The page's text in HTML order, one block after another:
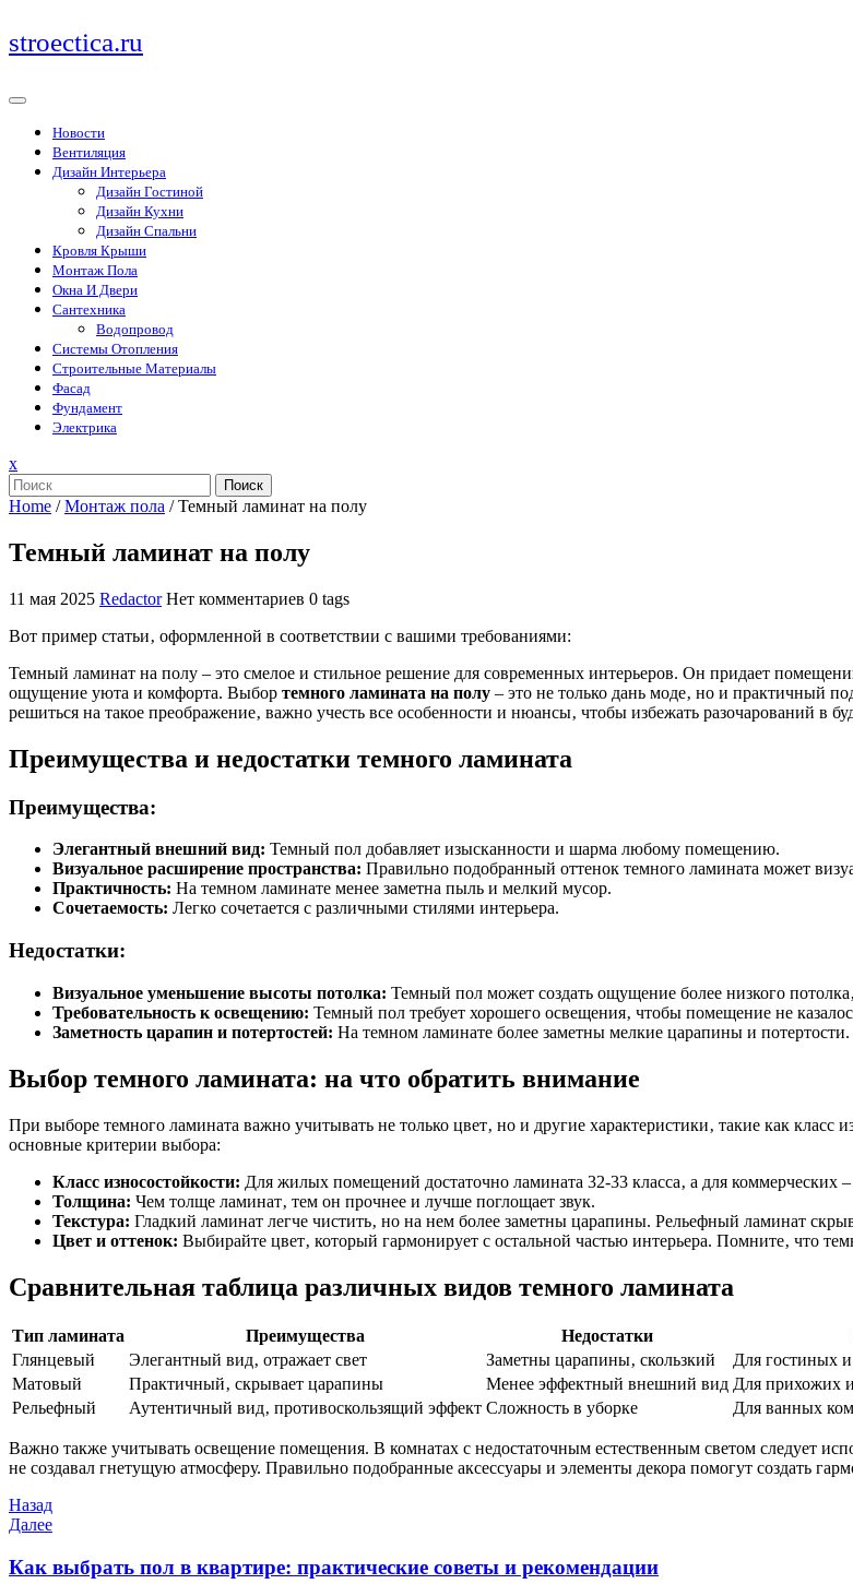
Перейти
к
stroectica.ru
Новости
Вентиляция
Дизайн Интерьера
Дизайн Гостиной
Дизайн Кухни
Дизайн Спальни
Кровля Крыши
Монтаж Пола
Окна И Двери
Сантехника
Водопровод
Системы Отопления
Строительные Материалы
Фасад
Фундамент
Электрика
xЗакрыть
меню
Поиск
Home /Монтаж пола /Темный ламинат на полу
Темный ламинат на полу
11 мая 2025 Redactor Нет комментариев 0 tags
Вот пример статьи‚ оформленной в соответствии с вашими требованиями:
Темный ламинат на полу – это смелое и стильное решение для современных интерьеров. Он придает
ощущение уюта и комфорта. Выбор темного ламината на полу – это не только дань моде‚ но и практичный
решиться на такое преображение‚ важно учесть все особенности и нюансы‚ чтобы избежать разочарований в
Преимущества и недостатки темного ламината
Преимущества:
Элегантный внешний вид: Темный пол добавляет изысканности и шарма любому помещению.
Визуальное расширение пространства: Правильно подобранный оттенок темного ламината может
Практичность: На темном ламинате менее заметна пыль и мелкий мусор.
Сочетаемость: Легко сочетается с различными стилями интерьера.
Недостатки:
Визуальное уменьшение высоты потолка: Темный пол может создать ощущение более низкого
Требовательность к освещению: Темный пол требует хорошего освещения‚ чтобы помещение не
Заметность царапин и потертостей: На темном ламинате более заметны мелкие царапины и потертости.
Выбор темного ламината: на что обратить внимание
При выборе темного ламината важно учитывать не только цвет‚ но и другие характеристики‚ такие как класс
основные критерии выбора:
Класс износостойкости: Для жилых помещений достаточно ламината 32-33 класса‚ а для коммерческих
Толщина: Чем толще ламинат‚ тем он прочнее и лучше поглощает звук.
Текстура: Гладкий ламинат легче чистить‚ но на нем более заметны царапины. Рельефный ламинат
Цвет и оттенок: Выбирайте цвет‚ который гармонирует с остальной частью интерьера. Помните‚ что
Сравнительная таблица различных видов темного ламината
Тип ламината Преимущества Недостатки
Глянцевый
Элегантный вид‚ отражает свет Заметны царапины‚ скользкий
Для гостиных
Матовый
Практичный‚ скрывает царапины Менее эффектный внешний вид Для прихожих
Рельефный
Аутентичный вид‚ противоскользящий эффект Сложность в уборке Для ванных
Важно также учитывать освещение помещения. В комнатах с недостаточным естественным светом следует
не создавал гнетущую атмосферу. Правильно подобранные аксессуары и элементы декора помогут создать
Навигация
по
записям
Предыдущая
запись
Назад
Следующая
Далее
Как выбрать пол в квартире: практические советы и рекомендации